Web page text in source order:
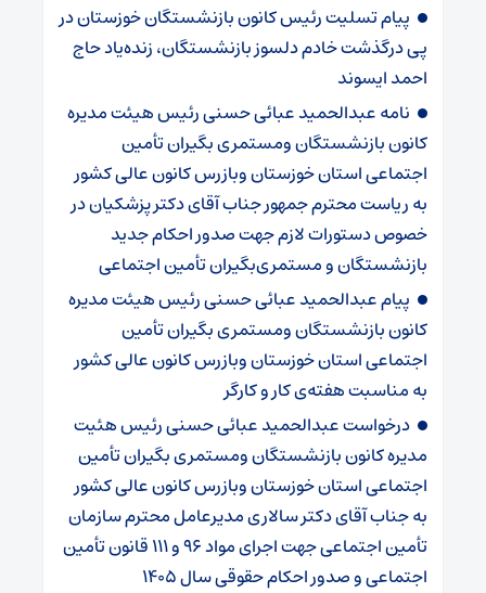
پیام تسلیت رئیس کانون بازنشستگان خوزستان در
پی درگذشت خادم دلسوز بازنشستگان، زنده‌یاد حاج
احمد ایسوند
نامه عبدالحمید عبائی حسنی رئیس هیئت مدیره
کانون بازنشستگان ومستمری بگیران تأمین
اجتماعی استان خوزستان وبازرس کانون عالی کشور
به ریاست محترم جمهور جناب آقای دکتر پزشکیان در
خصوص دستورات لازم جهت صدور احکام جدید
بازنشستگان و مستمری‌بگیران تأمین اجتماعی
پیام عبدالحمید عبائی حسنی رئیس هیئت مدیره
کانون بازنشستگان ومستمری بگیران تأمین
اجتماعی استان خوزستان وبازرس کانون عالی کشور
به مناسبت هفته‌ی کار و کارگر
درخواست عبدالحمید عبائی حسنی رئیس هئیت
مدیره کانون بازنشستگان ومستمری بگیران تأمین
اجتماعی استان خوزستان وبازرس کانون عالی کشور
به جناب آقای دکتر سالاری مدیرعامل محترم سازمان
تأمین اجتماعی جهت اجرای مواد ۹۶ و ۱۱۱ قانون تأمین
اجتماعی و صدور احکام حقوقی سال ۱۴۰۵